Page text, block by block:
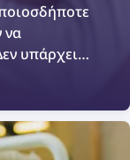
να
υπάρχει
μπορείτε